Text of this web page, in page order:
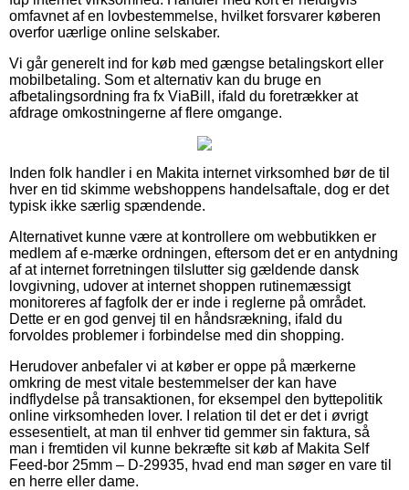
omfavnet af en lovbestemmelse, hvilket forsvarer køberen
overfor uærlige online selskaber.
Vi går generelt ind for køb med gængse betalingskort eller
mobilbetaling. Som et alternativ kan du bruge en
afbetalingsordning fra fx ViaBill, ifald du foretrækker at
afdrage omkostningerne af flere omgange.
Inden folk handler i en Makita internet virksomhed bør de til
hver en tid skimme webshoppens handelsaftale, dog er det
typisk ikke særlig spændende.
Alternativet kunne være at kontrollere om webbutikken er
medlem af e-mærke ordningen, eftersom det er en antydning
af at internet forretningen tilslutter sig gældende dansk
lovgivning, udover at internet shoppen rutinemæssigt
monitoreres af fagfolk der er inde i reglerne på området.
Dette er en god genvej til en håndsrækning, ifald du
forvoldes problemer i forbindelse med din shopping.
Herudover anbefaler vi at køber er oppe på mærkerne
omkring de mest vitale bestemmelser der kan have
indflydelse på transaktionen, for eksempel den byttepolitik
online virksomheden lover. I relation til det er det i øvrigt
essesentielt, at man til enhver tid gemmer sin faktura, så
man i fremtiden vil kunne bekræfte sit køb af Makita Self
Feed-bor 25mm – D-29935, hvad end man søger en vare til
en herre eller dame.